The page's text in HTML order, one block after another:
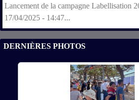
Lancement de la campagne Labellisation
17/04/2025 - 14:47...
DERNIÈRES PHOTOS